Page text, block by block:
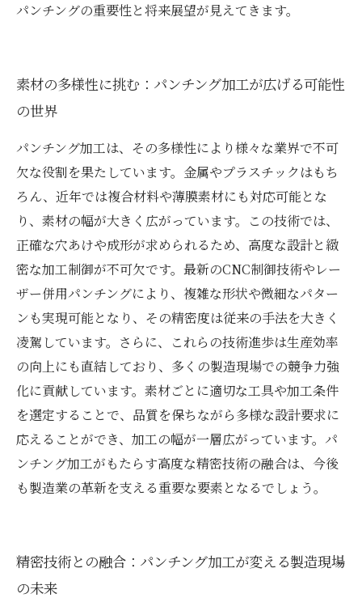
パンチングの重要性と将来展望が見えてきます。
素材の多様性に挑む：パンチング加工が広げる可能性
の世界
パンチング加工は、その多様性により様々な業界で不可
欠な役割を果たしています。金属やプラスチックはもち
ろん、近年では複合材料や薄膜素材にも対応可能とな
り、素材の幅が大きく広がっています。この技術では、
正確な穴あけや成形が求められるため、高度な設計と緻
密な加工制御が不可欠です。最新のCNC制御技術やレー
ザー併用パンチングにより、複雑な形状や微細なパター
ンも実現可能となり、その精密度は従来の手法を大きく
凌駕しています。さらに、これらの技術進歩は生産効率
の向上にも直結しており、多くの製造現場での競争力強
化に貢献しています。素材ごとに適切な工具や加工条件
を選定することで、品質を保ちながら多様な設計要求に
応えることができ、加工の幅が一層広がっています。パ
ンチング加工がもたらす高度な精密技術の融合は、今後
も製造業の革新を支える重要な要素となるでしょう。
精密技術との融合：パンチング加工が変える製造現場
の未来